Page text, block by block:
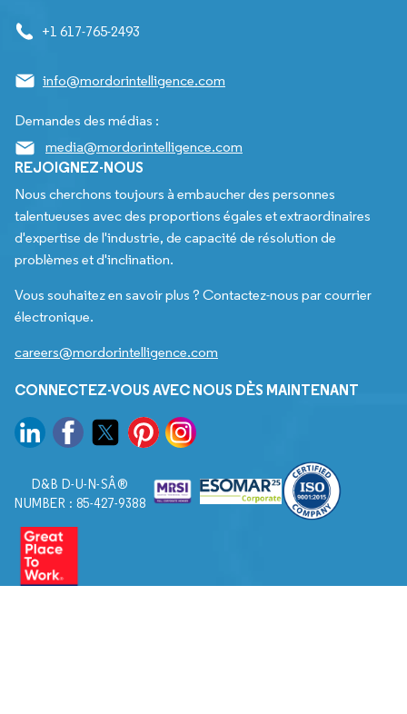
+1 617-765-2493
info@mordorintelligence.com
Demandes des médias :
media@mordorintelligence.com
REJOIGNEZ-NOUS
Nous cherchons toujours à embaucher des personnes
talentueuses avec des proportions égales et extraordinaires
d'expertise de l'industrie, de capacité de résolution de
problèmes et d'inclination.
Vous souhaitez en savoir plus ? Contactez-nous par courrier
électronique.
careers@mordorintelligence.com
CONNECTEZ-VOUS AVEC NOUS DÈS MAINTENANT
D&B D-U-N-SÂ®
NUMBER : 85-427-9388